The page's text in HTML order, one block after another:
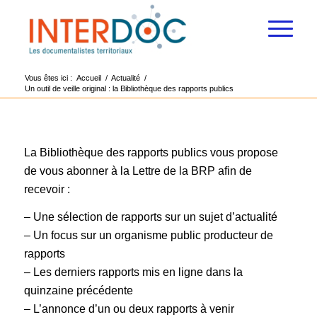
Vous êtes ici : Accueil / Actualité /
Un outil de veille original : la Bibliothèque des rapports publics
La Bibliothèque des rapports publics vous propose
de vous abonner à la Lettre de la BRP afin de
recevoir :
– Une sélection de rapports sur un sujet d’actualité
– Un focus sur un organisme public producteur de
rapports
– Les derniers rapports mis en ligne dans la
quinzaine précédente
– L’annonce d’un ou deux rapports à venir